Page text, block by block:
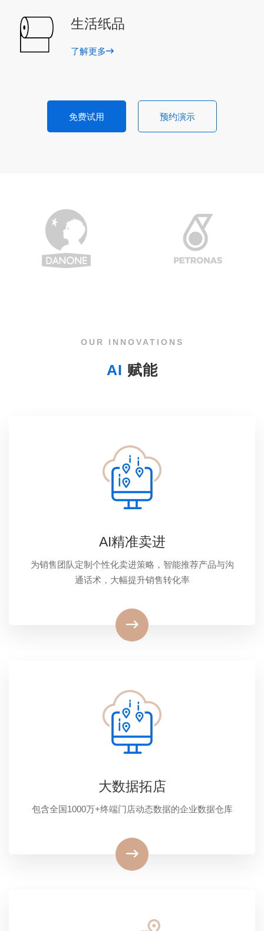
生活纸品
了解更多
免费试用 预约演示
OUR INNOVATIONS
AI 赋能
AI精准卖进
为销售团队定制个性化卖进策略，智能推荐产品与沟
通话术，大幅提升销售转化率
大数据拓店
包含全国1000万+终端门店动态数据的企业数据仓库